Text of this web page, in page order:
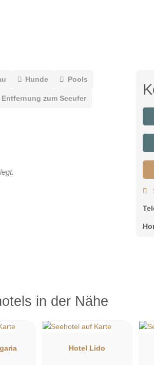
Hunde Pools
Entfernung zum Seeufer
in der Nähe
Hotel Lido